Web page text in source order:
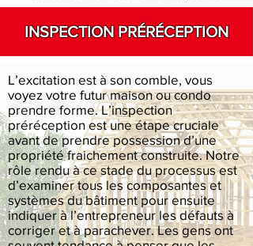
INSPECTION PRÉRÉCEPTION
L’excitation est à son comble, vous
voyez votre futur maison ou condo
prendre forme. L’inspection
préréception est une étape cruciale
avant de prendre possession d’une
propriété fraichement construite. Notre
rôle rendu à ce stade du processus est
d’examiner tous les composantes et
systèmes du bâtiment pour ensuite
indiquer à l’entrepreneur les défauts à
corriger et à parachever. Les gens ont